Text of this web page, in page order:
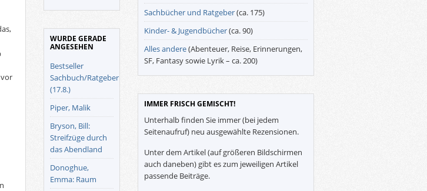
WURDE GERADE
ANGESEHEN
Bestseller
Sachbuch/Ratgeber
(17.8.)
Piper, Malik
Bryson, Bill:
Streifzüge durch
das Abendland
Donoghue,
Emma: Raum
Sachbücher und Ratgeber(ca. 175)
Kinder- & Jugendbücher(ca. 90)
Alles andere(Abenteuer, Reise, Erinnerungen,
SF, Fantasy sowie Lyrik – ca. 200)
IMMER FRISCH GEMISCHT!
Unterhalb finden Sie immer (bei jedem
Seitenaufruf) neu ausgewählte Rezensionen.
Unter dem Artikel (auf größeren Bildschirmen
auch daneben) gibt es zum jeweiligen Artikel
passende Beiträge.